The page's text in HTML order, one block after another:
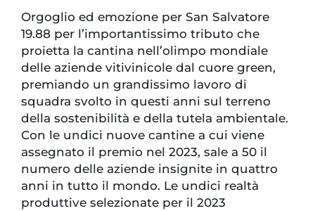
Orgoglio ed emozione per San Salvatore
19.88 per l’importantissimo tributo che
proietta la cantina nell’olimpo mondiale
delle aziende vitivinicole dal cuore green,
premiando un grandissimo lavoro di
squadra svolto in questi anni sul terreno
della sostenibilità e della tutela ambientale.
Con le undici nuove cantine a cui viene
assegnato il premio nel 2023, sale a 50 il
numero delle aziende insignite in quattro
anni in tutto il mondo. Le undici realtà
produttive selezionate per il 2023